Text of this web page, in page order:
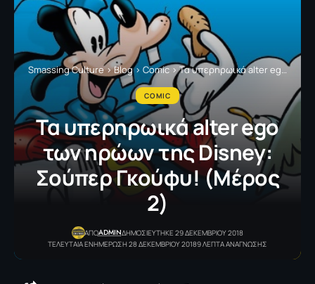
Smassing Culture>Blog> Comic>Τα υπερηρωικά alter ego των ηρώων της Disney: Σούπερ Γκούφυ! (Μέρος 2)
COMIC
Τα υπερηρωικά alter ego
των ηρώων της Disney:
Σούπερ Γκούφυ! (Μέρος
2)
ΑΠΟADMINΔΗΜΟΣΙΕΥΤΗΚΕ 29 ΔΕΚΕΜΒΡΙΟΥ 2018
ΤΕΛΕΥΤΑΙΑ ΕΝΗΜΕΡΩΣΗ 28 ΔΕΚΕΜΒΡΙΟΥ 20189 ΛΕΠΤΑ ΑΝΑΓΝΩΣΗΣ